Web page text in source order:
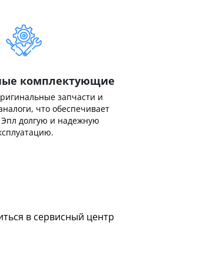
комплектующие
запчасти и
что обеспечивает
Эпл долгую и надежную
в сервисный центр